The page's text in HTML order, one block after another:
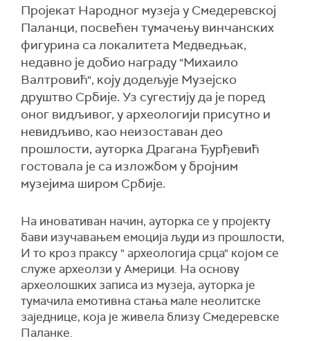
Пројекат Народног музеја у Смедеревској
Паланци, посвећен тумачењу винчанских
фигурина са локалитета Медведњак,
недавно је добио награду "Михаило
Валтровић", коју додељује Музејско
друштво Србије. Уз сугестију да је поред
оног видљивог, у археологији присутно и
невидљиво, као неизоставан део
прошлости, ауторка Драгана Ђурђевић
гостовала је са изложбом у бројним
музејима широм Србије.
На иновативан начин, ауторка се у пројекту
бави изучавањем емоција људи из прошлости,
И то кроз праксу " археологија срца" којом се
служе археолзи у Америци. На основу
археолошких записа из музеја, ауторка је
тумачила емотивна стања мале неолитске
заједнице, која је живела близу Смедеревске
Паланке.